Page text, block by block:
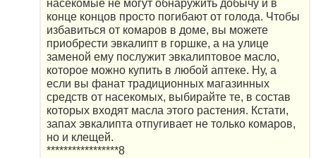
насекомые не могут обнаружить добычу и в
конце концов просто погибают от голода. Чтобы
избавиться от комаров в доме, вы можете
приобрести эвкалипт в горшке, а на улице
заменой ему послужит эвкалиптовое масло,
которое можно купить в любой аптеке. Ну, а
если вы фанат традиционных магазинных
средств от насекомых, выбирайте те, в состав
которых входят масла этого растения. Кстати,
запах эвкалипта отпугивает не только комаров,
но и клещей.
*****************8